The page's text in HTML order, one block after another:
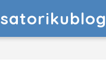
satorikublog